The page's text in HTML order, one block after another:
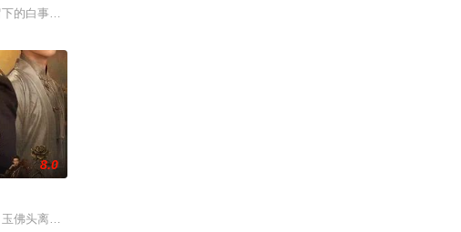
赏识调任396旅
元，却渴望寻求强国之路。他毅然弃政从商，殚精竭虑，创
决心各展所长创办旅行社。他们以当地的特色人文与美食为引，用真诚与创意打动游
的白事馆，本想低调扎纸维生，却因一具流血的新娘纸人卷入了一场跨越十年的惊天
案的艰难过程。案
”完成复仇的受害者；临终前与遗憾和解的“无用之人”；共享同一具躯体的人格“刮刮
8.0
佛头离奇失窃，戏班主横尸戏台，将冷血少帅许又安与昆曲名伶荣筱楠推向不死不休